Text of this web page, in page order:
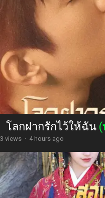
โลกฝากรักไว้ให้ฉัน
3 views · 4 hours ago